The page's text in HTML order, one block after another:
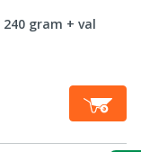
gram + val